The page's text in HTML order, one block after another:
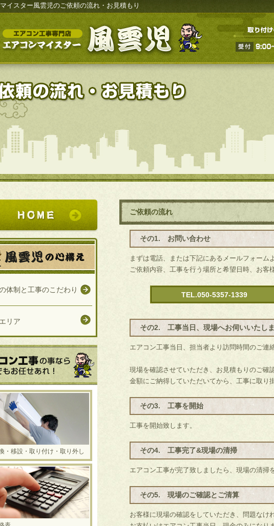
イスター風雲児のご依頼の流れ・お見積もり
体制と工事のこだわり
リア
・移設・取り付け・取り外し
ご依頼の流れ
その1. お問い合わせ
まずは電話、または下記にあるメールフォーム
ご依頼内容、工事を行う場所と希望日時、お客
TEL.050-5357-1339
その2. 工事当日、現場へお伺いいたし
エアコン工事当日、担当者より訪問時間のご連
現場を確認させていただき、お見積もりのご確
金額にご納得していただいてから、工事に取り
その3. 工事を開始
工事を開始致します。
その4. 工事完了&現場の清掃
エアコン工事が完了致しましたら、現場の清掃
その5. 現場のご確認とご清算
お客様に現場の確認をしていただき、問題なけ